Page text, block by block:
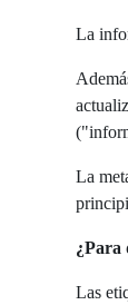
La
La
¿Para
Las